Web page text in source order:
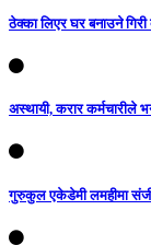
ठेक्का लिएर घर बनाउने गिरी
अस्थायी, करार कर्मचारीले
गुरुकुल एकेडेमी लमहीमा